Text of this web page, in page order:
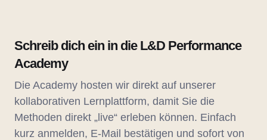
Schreib dich ein in die L&D Performance
Academy
Die Academy hosten wir direkt auf unserer
kollaborativen Lernplattform, damit Sie die
Methoden direkt „live“ erleben können. Einfach
kurz anmelden, E-Mail bestätigen und sofort von